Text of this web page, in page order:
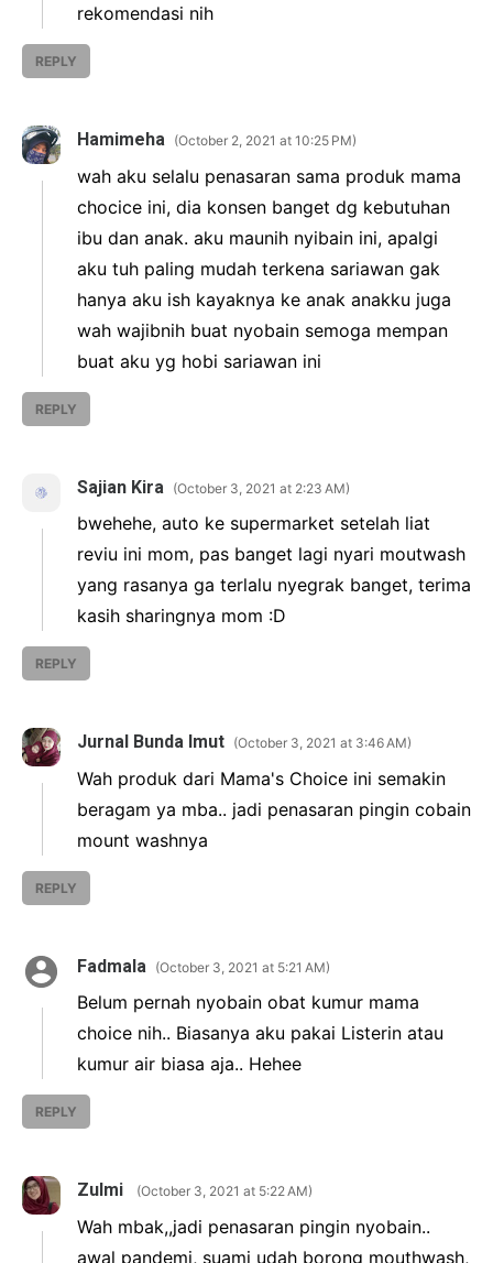
rekomendasi nih
REPLY
Hamimeha October 2, 2021 at 10:25 PM
wah aku selalu penasaran sama produk mama
chocice ini, dia konsen banget dg kebutuhan
ibu dan anak. aku maunih nyibain ini, apalgi
aku tuh paling mudah terkena sariawan gak
hanya aku ish kayaknya ke anak anakku juga
wah wajibnih buat nyobain semoga mempan
buat aku yg hobi sariawan ini
REPLY
Sajian Kira October 3, 2021 at 2:23 AM
bwehehe, auto ke supermarket setelah liat
reviu ini mom, pas banget lagi nyari moutwash
yang rasanya ga terlalu nyegrak banget, terima
kasih sharingnya mom :D
REPLY
Jurnal Bunda Imut October 3, 2021 at 3:46 AM
Wah produk dari Mama's Choice ini semakin
beragam ya mba.. jadi penasaran pingin cobain
mount washnya
REPLY
Fadmala October 3, 2021 at 5:21 AM
Belum pernah nyobain obat kumur mama
choice nih.. Biasanya aku pakai Listerin atau
kumur air biasa aja.. Hehee
REPLY
Zulmi October 3, 2021 at 5:22 AM
Wah mbak,,jadi penasaran pingin nyobain..
awal pandemi, suami udah borong mouthwash,